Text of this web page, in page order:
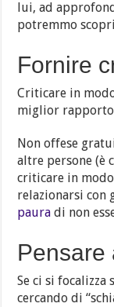
lui, ad
potremmo
Fornire
Criticare in
miglior
Non offese
altre persone (è
criticare in
relazionarsi con
paura di non
Pensare
Se ci si focalizza
cercando di